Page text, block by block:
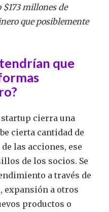
millones de
que posiblemente
que
cierra una
cierta cantidad de
las acciones, ese
de los socios. Se
a través de
expansión a otros
productos o